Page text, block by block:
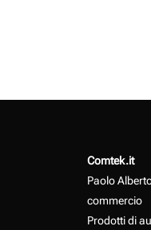
Comtek.it
Paolo
commercio
Prodotti di